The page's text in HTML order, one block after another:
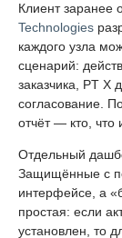
Клиент заранее
Technologies
каждого узла
сценарий:
заказчика, PT X
согласование.
отчёт — кто, что
Отдельный
Защищённые с
интерфейсе, а
простая: если
установлен, то